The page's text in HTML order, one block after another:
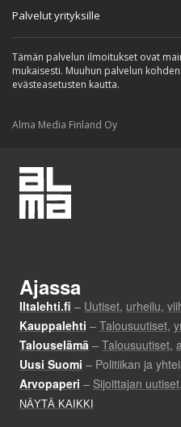
Palvelut yrityksille
Tämän palvelun ilmoitukset ovat
mukaisesti. Muuhun palvelun
evästeasetusten kautta.
Alma Media Finland Oy